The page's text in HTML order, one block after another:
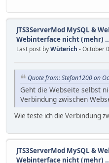
JTS3ServerMod MySQL &
Webinterface nicht (mehr)
Last post byWüterich - October
Quote from: Stefan1200 on
Geht die Webseite selbst
Verbindung zwischen
Wie teste ich die Verbindung
JTS3ServerMod MySQL &
Webinterface nicht (mehr)